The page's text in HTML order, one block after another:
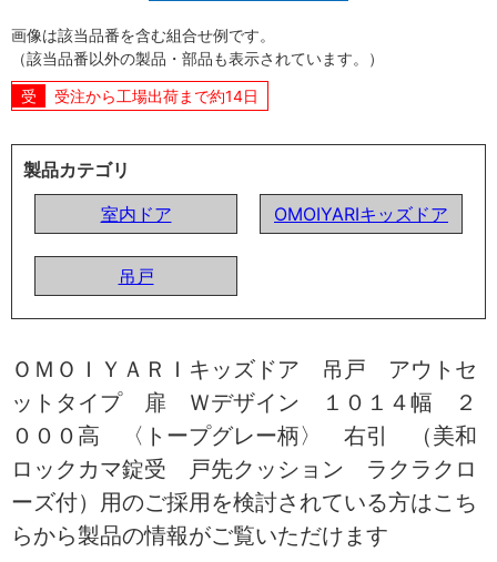
画像は該当品番を含む組合せ例です。
（該当品番以外の製品・部品も表示されています。）
受注から工場出荷まで約14日
製品カテゴリ
室内ドア
OMOIYARIキッズドア
吊戸
ＯＭＯＩＹＡＲＩキッズドア 吊戸 アウトセ
ットタイプ 扉 Ｗデザイン １０１４幅 ２
０００高 〈トープグレー柄〉 右引 （美和
ロックカマ錠受 戸先クッション ラクラクロ
ーズ付）用のご採用を検討されている方はこち
らから製品の情報がご覧いただけます